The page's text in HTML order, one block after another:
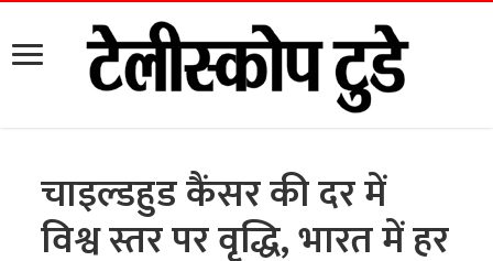
चाइल्डहुड कैंसर की दर में
विश्व स्तर पर वृद्धि, भारत में हर